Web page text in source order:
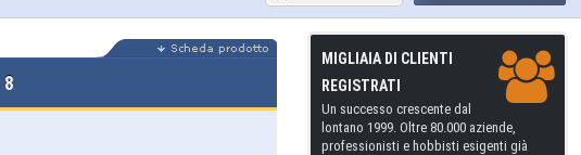
8
MIGLIAIA DI CLIENTI
REGISTRATI
Un successo crescente dal
lontano 1999. Oltre 80.000 aziende,
professionisti e hobbisti esigenti già